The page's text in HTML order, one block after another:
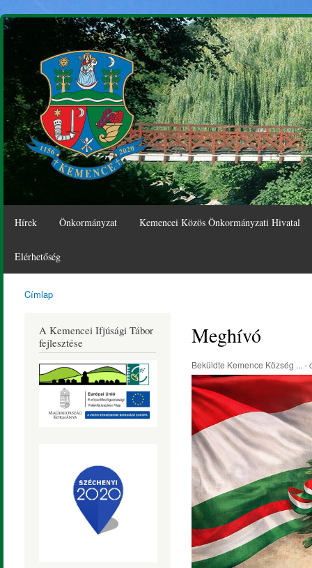
Hírek Önkormányzat Kemencei Közös Önkormányzati Hivatal
Elérhetőség
Kemence
Község
Honlapja
Címlap
A Kemencei Ifjúsági Tábor
fejlesztése
Meghívó
Beküldte Kemence Község ... -